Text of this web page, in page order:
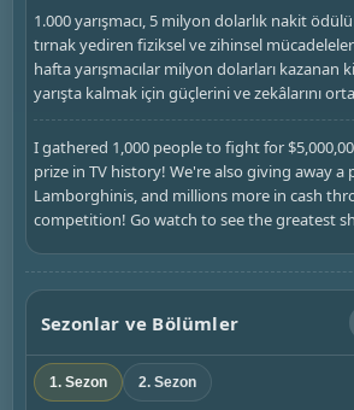
1.000 yarışmacı, 5 milyon dolarlık nakit
tırnak yediren fiziksel ve zihinsel
hafta yarışmacılar milyon dolarları kazanan
yarışta kalmak için güçlerini ve zekâlarını
I gathered 1,000 people to fight for
prize in TV history! We're also giving away a
Lamborghinis, and millions more in cash
competition! Go watch to see the greatest
Sezonlar ve Bölümler
1. Sezon 2. Sezon